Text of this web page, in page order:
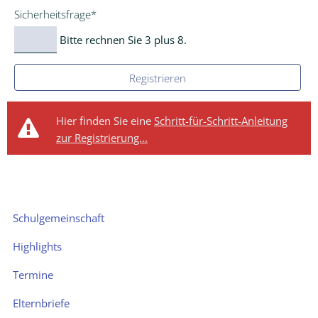
Lernen
Pädagogische
Fächer
Medien
Berufsvorbereitung
Unser
Sek
Pflichtfeld
Sicherheitsfrage*
Bitte rechnen Sie 3 plus 8.
Registrieren
Hier finden Sie eine Schritt-für-Schritt-Anleitung
zur Registrierung...
Navigation
überspringen
Schulgemeinschaft
Highlights
Termine
Elternbriefe